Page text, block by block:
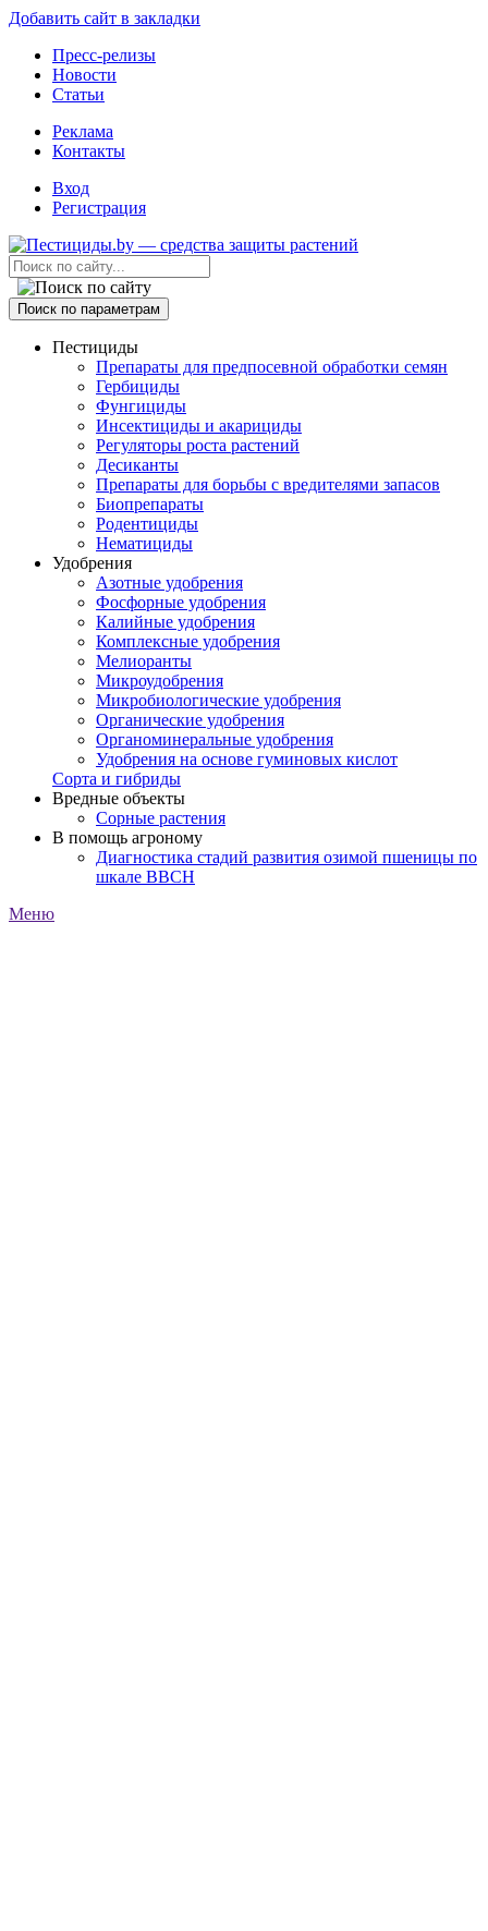
Добавить сайт в закладки
Пресс-релизы
Новости
Статьи
Реклама
Контакты
Вход
Регистрация
Поиск по параметрам
Пестициды
Препараты для предпосевной обработки семян
Гербициды
Фунгициды
Инсектициды и акарициды
Регуляторы роста растений
Десиканты
Препараты для борьбы с вредителями запасов
Биопрепараты
Родентициды
Нематициды
Удобрения
Азотные удобрения
Фосфорные удобрения
Калийные удобрения
Комплексные удобрения
Мелиоранты
Микроудобрения
Микробиологические удобрения
Органические удобрения
Органоминеральные удобрения
Удобрения на основе гуминовых кислот
Сорта и гибриды
Вредные объекты
Сорные растения
В помощь агроному
Диагностика стадий развития озимой пшеницы по
шкале ВВСН
Меню